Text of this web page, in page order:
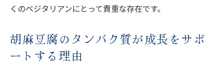
くのベジタリアンにとって貴重な存在です。
胡麻豆腐のタンパク質が成長をサポ
ートする理由